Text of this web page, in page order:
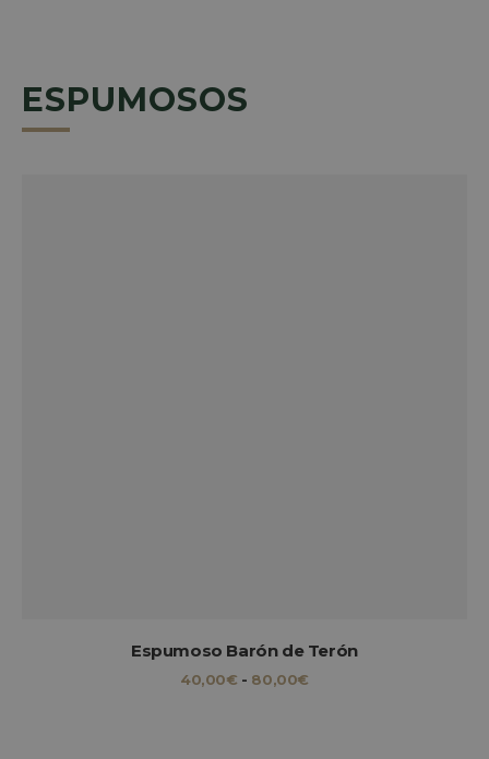
ESPUMOSOS
Espumoso Barón de Terón
40,00€ - 80,00€